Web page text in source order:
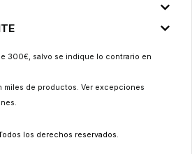
300€, salvo se indique lo contrario en
miles de productos. Ver excepciones
.
los derechos reservados.